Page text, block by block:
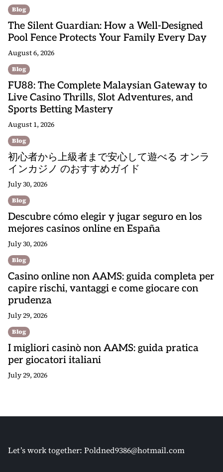
Blog
The Silent Guardian: How a Well-Designed
Pool Fence Protects Your Family Every Day
August 6, 2026
Blog
FU88: The Complete Malaysian Gateway to
Live Casino Thrills, Slot Adventures, and
Sports Betting Mastery
August 1, 2026
Blog
初心者から上級者まで安心して遊べる オンラ
インカジノ のおすすめガイド
July 30, 2026
Blog
Descubre cómo elegir y jugar seguro en los
mejores casinos online en España
July 30, 2026
Blog
Casino online non AAMS: guida completa per
capire rischi, vantaggi e come giocare con
prudenza
July 29, 2026
Blog
I migliori casinò non AAMS: guida pratica
per giocatori italiani
July 29, 2026
Let’s work together: Poldned9386@hotmail.com